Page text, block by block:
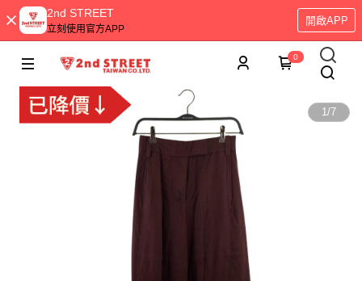
2nd STREET
立刻使用官方APP
開啟APP
0
1/7